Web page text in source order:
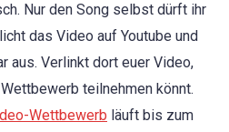
Nur den Song selbst dürft ihr
das Video auf Youtube und
aus. Verlinkt dort euer Video,
teilnehmen könnt.
Wettbewerb läuft bis zum